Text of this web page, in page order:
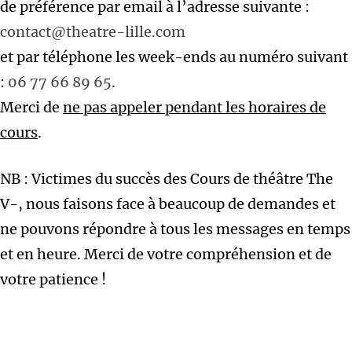
de préférence par email à l’adresse suivante :
contact@theatre-lille.com
et par téléphone les week-ends au numéro suivant
: 06 77 66 89 65.
Merci de ne pas appeler pendant les horaires de
cours.
NB : Victimes du succès des Cours de théâtre The
V-, nous faisons face à beaucoup de demandes et
ne pouvons répondre à tous les messages en temps
et en heure. Merci de votre compréhension et de
votre patience !